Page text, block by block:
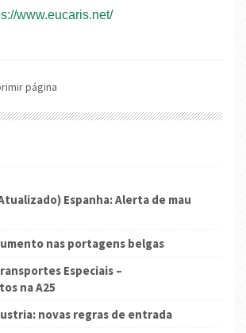
www.eucaris.net/
Espanha: Alerta de mau
nas portagens belgas
Especiais –
na A25
novas regras de entrada